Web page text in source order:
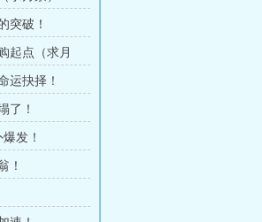
突破！
起点（求月
运抉择！
了！
发！
！